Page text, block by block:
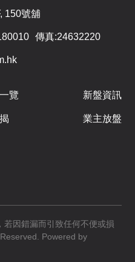
150號舖
傳真:24632220
覽 新盤資訊
業主放盤
因錯漏而引致任何不便或損
Powered by